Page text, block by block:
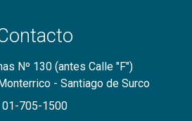
Nº 130 (antes Calle "F")
- Santiago de Surco
01-705-1500